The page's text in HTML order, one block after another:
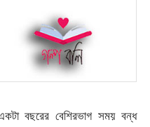
বছরের বেশিরভাগ সময় বন্ধ